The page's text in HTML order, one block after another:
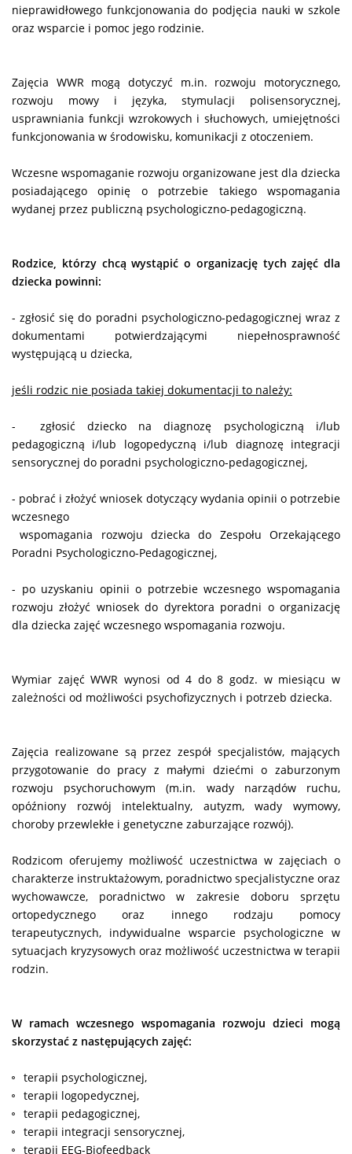
nieprawidłowego funkcjonowania do podjęcia nauki w szkole
oraz wsparcie i pomoc jego rodzinie.
Zajęcia WWR mogą dotyczyć m.in. rozwoju motorycznego,
rozwoju mowy i języka, stymulacji polisensorycznej,
usprawniania funkcji wzrokowych i słuchowych, umiejętności
funkcjonowania w środowisku, komunikacji z otoczeniem.
Wczesne wspomaganie rozwoju organizowane jest dla dziecka
posiadającego opinię o potrzebie takiego wspomagania
wydanej przez publiczną psychologiczno-pedagogiczną.
Rodzice, którzy chcą wystąpić o organizację tych zajęć dla
dziecka powinni:
- zgłosić się do poradni psychologiczno-pedagogicznej wraz z
dokumentami potwierdzającymi niepełnosprawność
występującą u dziecka,
jeśli rodzic nie posiada takiej dokumentacji to należy:
- zgłosić dziecko na diagnozę psychologiczną i/lub
pedagogiczną i/lub logopedyczną i/lub diagnozę integracji
sensorycznej do poradni psychologiczno-pedagogicznej,
- pobrać i złożyć wniosek dotyczący wydania opinii o potrzebie
wczesnego
wspomagania rozwoju dziecka do Zespołu Orzekającego
Poradni Psychologiczno-Pedagogicznej,
- po uzyskaniu opinii o potrzebie wczesnego wspomagania
rozwoju złożyć wniosek do dyrektora poradni o organizację
dla dziecka zajęć wczesnego wspomagania rozwoju.
Wymiar zajęć WWR wynosi od 4 do 8 godz. w miesiącu w
zależności od możliwości psychofizycznych i potrzeb dziecka.
Zajęcia realizowane są przez zespół specjalistów, mających
przygotowanie do pracy z małymi dziećmi o zaburzonym
rozwoju psychoruchowym (m.in. wady narządów ruchu,
opóźniony rozwój intelektualny, autyzm, wady wymowy,
choroby przewlekłe i genetyczne zaburzające rozwój).
Rodzicom oferujemy możliwość uczestnictwa w zajęciach o
charakterze instruktażowym, poradnictwo specjalistyczne oraz
wychowawcze, poradnictwo w zakresie doboru sprzętu
ortopedycznego oraz innego rodzaju pomocy
terapeutycznych, indywidualne wsparcie psychologiczne w
sytuacjach kryzysowych oraz możliwość uczestnictwa w terapii
rodzin.
W ramach wczesnego wspomagania rozwoju dzieci mogą
skorzystać z następujących zajęć:
terapii psychologicznej,
terapii logopedycznej,
terapii pedagogicznej,
terapii integracji sensorycznej,
terapii EEG-Biofeedback